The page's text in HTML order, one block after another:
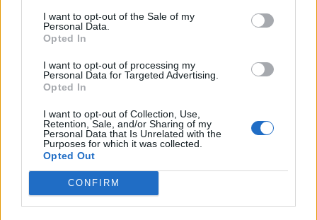
I want to opt-out of the Sale of my
Personal Data.
Opted In
I want to opt-out of processing my
Personal Data for Targeted Advertising.
Opted In
I want to opt-out of Collection, Use,
Retention, Sale, and/or Sharing of my
Personal Data that Is Unrelated with the
Purposes for which it was collected.
Opted Out
CONFIRM